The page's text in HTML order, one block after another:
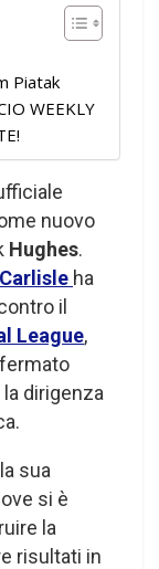
Piatak
WEEKLY
nuovo
Hughes.
Carlisle ha
il
League,
dirigenza
sua
si è
la
risultati in